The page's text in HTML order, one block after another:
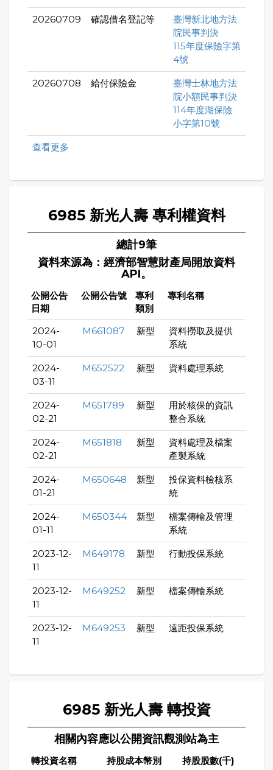
20260709 確認借名登記等
臺灣新北地方法
院民事判決
115年度保險字第
4號
20260708 給付保險金
臺灣士林地方法
院小額民事判決
114年度湖保險
小字第10號
查看更多
6985 新光人壽 專利權資料
總計9筆
資料來源為：經濟部智慧財產局開放資料
API。
公開公告
日期
公開公告號
專利
類別
專利名稱
2024-
10-01
M661087 新型
資料撈取及提供
系統
2024-
03-11
M652522 新型 資料處理系統
2024-
02-21
M651789 新型
用於核保的資訊
整合系統
2024-
02-21
M651818 新型
資料處理及檔案
產製系統
2024-
01-21
M650648 新型
投保資料檢核系
統
2024-
01-11
M650344 新型
檔案傳輸及管理
系統
2023-12-
11
M649178 新型 行動投保系統
2023-12-
11
M649252 新型 檔案傳輸系統
2023-12-
11
M649253 新型 遠距投保系統
6985 新光人壽 轉投資
相關內容應以公開資訊觀測站為主
轉投資名稱 持股成本幣別 持股股數(千)